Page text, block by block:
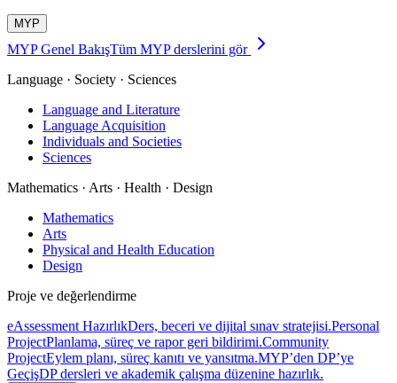
MYP
MYP Genel BakışTüm MYP derslerini gör
Language · Society · Sciences
Language and Literature
Language Acquisition
Individuals and Societies
Sciences
Mathematics · Arts · Health · Design
Mathematics
Arts
Physical and Health Education
Design
Proje ve değerlendirme
eAssessment HazırlıkDers, beceri ve dijital sınav stratejisi.Personal
ProjectPlanlama, süreç ve rapor geri bildirimi.Community
ProjectEylem planı, süreç kanıtı ve yansıtma.MYP’den DP’ye
GeçişDP dersleri ve akademik çalışma düzenine hazırlık.